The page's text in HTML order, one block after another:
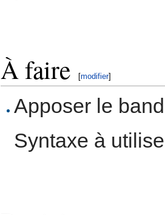
À faire [modifier]
Apposer le
Syntaxe à